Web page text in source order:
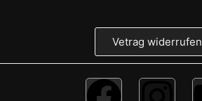
Vetrag widerrufen